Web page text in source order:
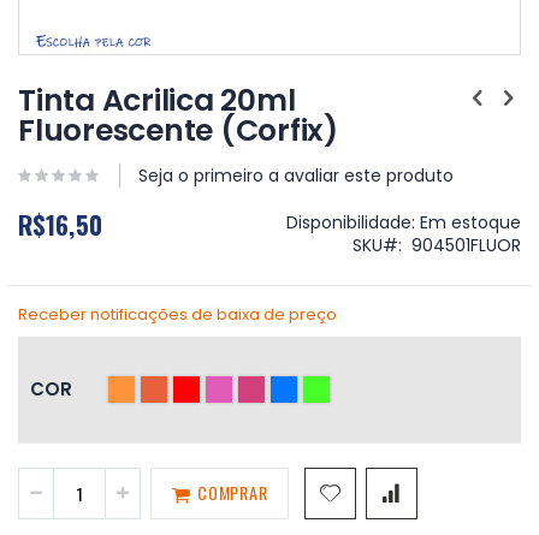
para
o
início
Galeria
imagens
Tinta Acrilica 20ml
Fluorescente (Corfix)
Seja o primeiro a avaliar este produto
R$16,50 Disponibilidade: Em estoque
SKU
904501FLUOR
Receber notificações de baixa de preço
COR
COMPRAR